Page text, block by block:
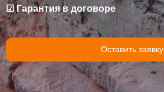
☑ Гарантия в договоре
Оставить заявку